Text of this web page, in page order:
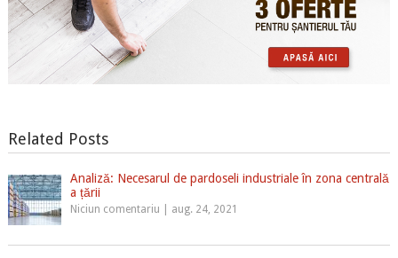
Related Posts
Analiză: Necesarul de pardoseli industriale în zona centrală
a țării
Niciun comentariu aug. 24, 2021